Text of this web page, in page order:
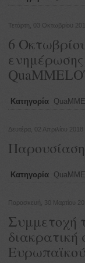
Τετάρτη, 03 Οκτωβρίου
6
Κατηγορία
Δευτέρα, 02 Απριλίου
Κατηγορία
Παρασκευή, 30 Μαρτίου
Συμμετοχή
διακρατική